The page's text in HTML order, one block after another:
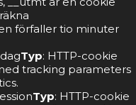
förfaller tio minuter
dagTyp: HTTP-cookie
tracking parameters
Typ: HTTP-cookie